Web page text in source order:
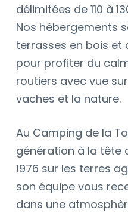
délimitées de 110 à
Nos hébergements
terrasses en bois et
pour profiter du
routiers avec vue
vaches et la nature.
Au Camping de la
génération à la tête
1976 sur les terres
son équipe vous
dans une